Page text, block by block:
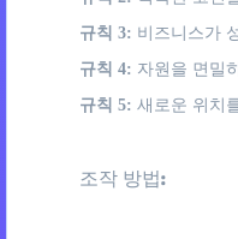
규칙 3: 비즈니스가
규칙 4: 자원을 면밀
규칙 5: 새로운 위치
조작 방법: